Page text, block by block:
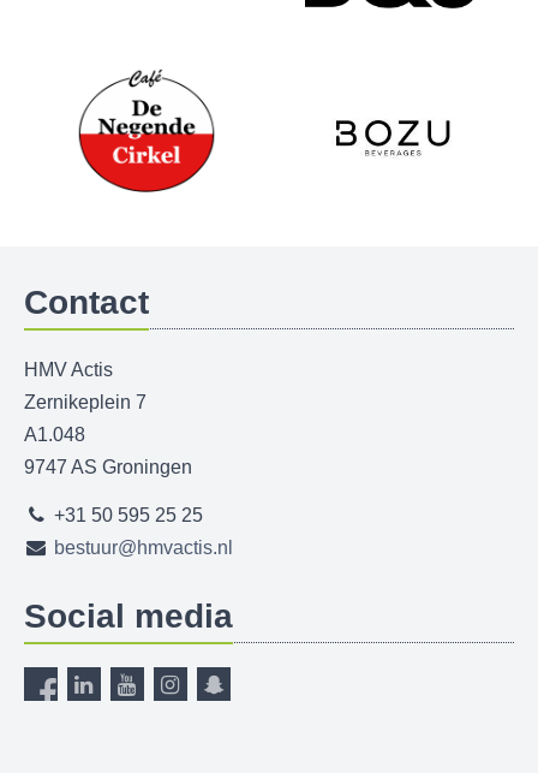
Contact
HMV Actis
Zernikeplein 7
A1.048
9747 AS Groningen
+31 50 595 25 25
bestuur@hmvactis.nl
Social media